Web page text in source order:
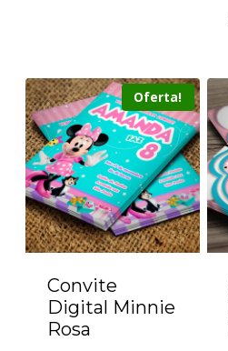
Oferta!
Convite
Digital Minnie
Rosa